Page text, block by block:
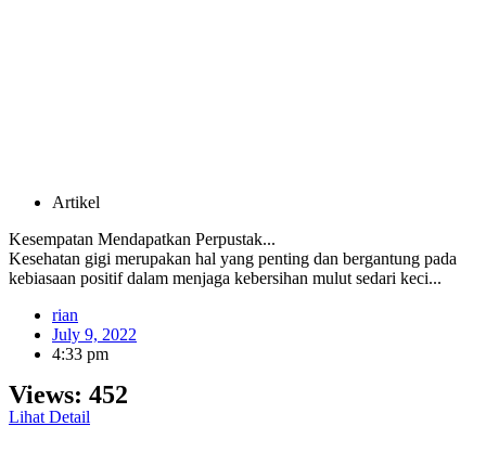
Artikel
Kesempatan Mendapatkan Perpustak...
Kesehatan gigi merupakan hal yang penting dan bergantung pada
kebiasaan positif dalam menjaga kebersihan mulut sedari keci...
rian
July 9, 2022
4:33 pm
Views: 452
Lihat Detail